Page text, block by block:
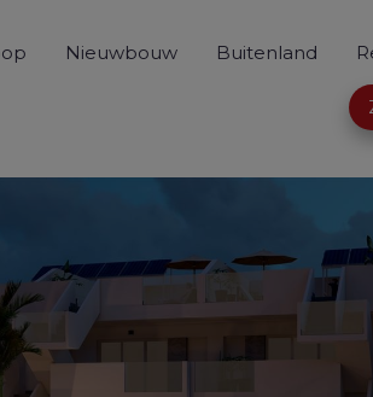
Nieuwbouw Buitenland